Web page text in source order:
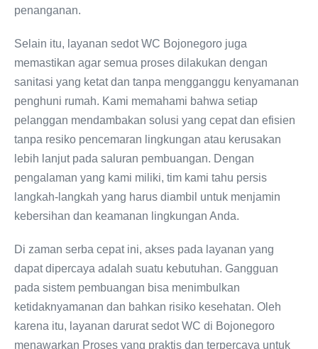
penanganan.
Selain itu, layanan sedot WC Bojonegoro juga
memastikan agar semua proses dilakukan dengan
sanitasi yang ketat dan tanpa mengganggu kenyamanan
penghuni rumah. Kami memahami bahwa setiap
pelanggan mendambakan solusi yang cepat dan efisien
tanpa resiko pencemaran lingkungan atau kerusakan
lebih lanjut pada saluran pembuangan. Dengan
pengalaman yang kami miliki, tim kami tahu persis
langkah-langkah yang harus diambil untuk menjamin
kebersihan dan keamanan lingkungan Anda.
Di zaman serba cepat ini, akses pada layanan yang
dapat dipercaya adalah suatu kebutuhan. Gangguan
pada sistem pembuangan bisa menimbulkan
ketidaknyamanan dan bahkan risiko kesehatan. Oleh
karena itu, layanan darurat sedot WC di Bojonegoro
menawarkan Proses yang praktis dan terpercaya untuk